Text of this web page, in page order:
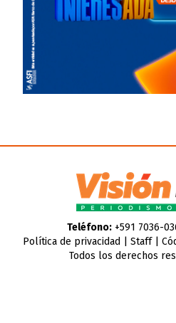
Teléfono:+591 7036-
Política de privacidad
Staff|
Todos los derechos